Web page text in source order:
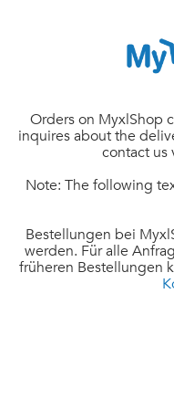
Orders on MyxlShop
inquires about the
contact us
Note: The following
Bestellungen bei
werden. Für alle
früheren Bestellungen